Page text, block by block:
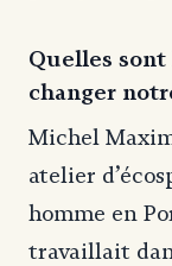
Quelles
changer
Michel
atelier
homme en
travaillait